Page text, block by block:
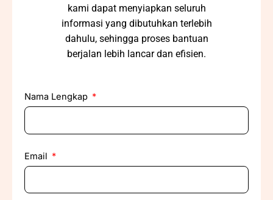
kami dapat menyiapkan seluruh
informasi yang dibutuhkan terlebih
dahulu, sehingga proses bantuan
berjalan lebih lancar dan efisien.
Nama Lengkap
Email